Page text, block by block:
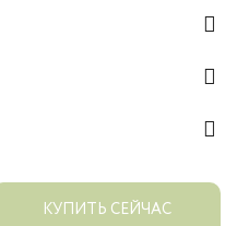
КУПИТЬ СЕЙЧАС